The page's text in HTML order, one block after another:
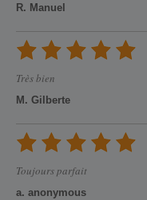
R. Manuel
Très bien
M. Gilberte
Toujours parfait
a. anonymous